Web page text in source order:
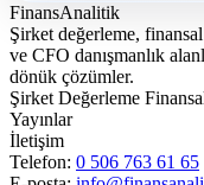
FinansAnalitik
Şirket değerleme,
ve CFO danışmanlık
dönük çözümler.
Şirket Değerleme
Yayınlar
İletişim
Telefon: 0 506 763 61 65